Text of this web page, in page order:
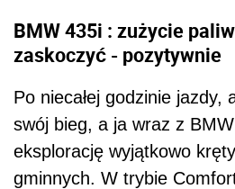
BMW 435i : zużycie
zaskoczyć - pozytywnie
Po niecałej godzinie jazdy,
swój bieg, a ja wraz z
eksplorację wyjątkowo
gminnych. W trybie